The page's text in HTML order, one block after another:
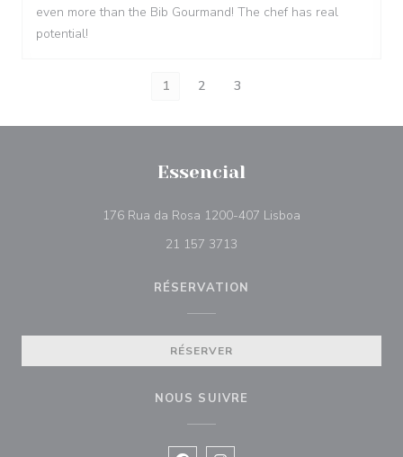
even more than the Bib Gourmand! The chef has real
potential!
1 2 3
Essencial
176 Rua da Rosa 1200-407 Lisboa
21 157 3713
RÉSERVATION
RÉSERVER
NOUS SUIVRE